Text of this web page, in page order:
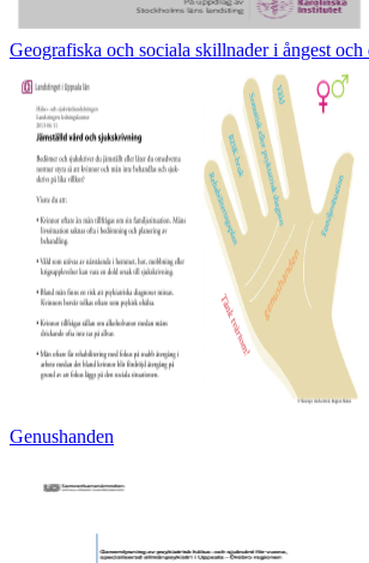
Geografiska och sociala skillnader i ångest och
Genushanden